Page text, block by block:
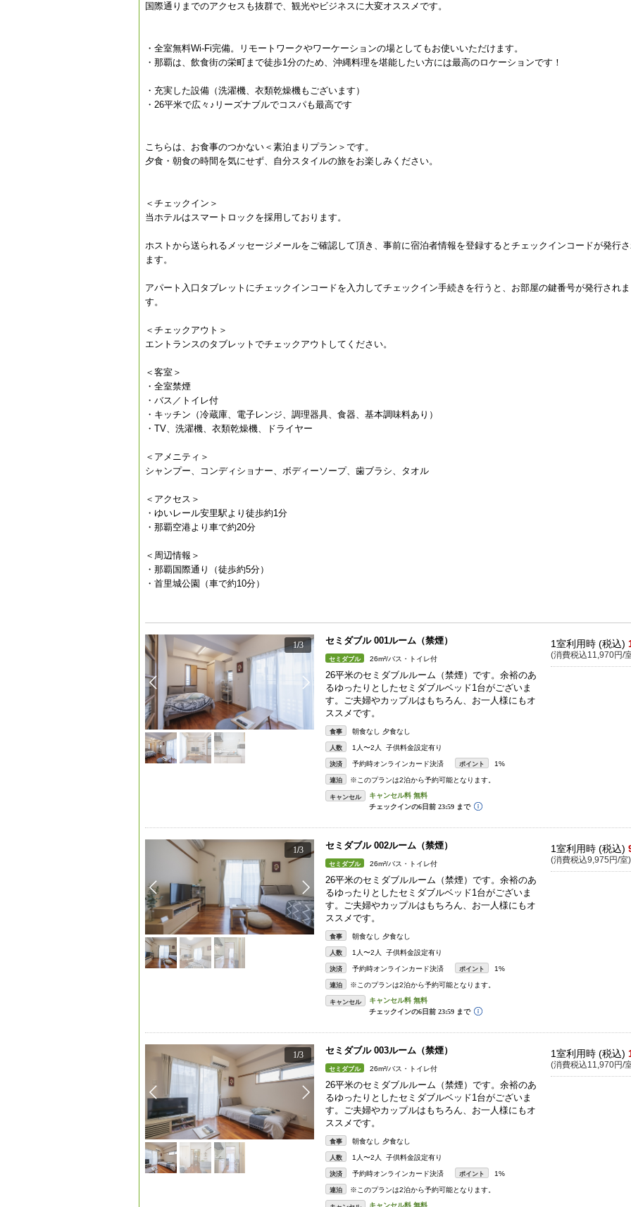
国際通りまでのアクセスも抜群で、観光やビジネスに大変オススメです。
・全室無料Wi-Fi完備。リモートワークやワーケーションの場としてもお使いいただけます。
・那覇は、飲食街の栄町まで徒歩1分のため、沖縄料理を堪能したい方には最高のロケーションです！
・充実した設備（洗濯機、衣類乾燥機もございます）
・26平米で広々♪リーズナブルでコスパも最高です
こちらは、お食事のつかない＜素泊まりプラン＞です。
夕食・朝食の時間を気にせず、自分スタイルの旅をお楽しみください。
＜チェックイン＞
当ホテルはスマートロックを採用しております。
ホストから送られるメッセージメールをご確認して頂き、事前に宿泊者情報を登録するとチェックインコードが発行
ます。
アパート入口タブレットにチェックインコードを入力してチェックイン手続きを行うと、お部屋の鍵番号が発行されま
す。
＜チェックアウト＞
エントランスのタブレットでチェックアウトしてください。
＜客室＞
・全室禁煙
・バス／トイレ付
・キッチン（冷蔵庫、電子レンジ、調理器具、食器、基本調味料あり）
・TV、洗濯機、衣類乾燥機、ドライヤー
＜アメニティ＞
シャンプー、コンディショナー、ボディーソープ、歯ブラシ、タオル
＜アクセス＞
・ゆいレール安里駅より徒歩約1分
・那覇空港より車で約20分
＜周辺情報＞
・那覇国際通り（徒歩約5分）
・首里城公園（車で約10分）
1/3 セミダブル 001ルーム（禁煙）
セミダブル 26m²/バス・トイレ付
26平米のセミダブルルーム（禁煙）です。余裕のあ
るゆったりとしたセミダブルベッド1台がございま
す。ご夫婦やカップルはもちろん、お一人様にもオ
ススメです。
食事 朝食なし 夕食なし
人数 1人〜2人 子供料金設定有り
決済 予約時オンラインカード決済 ポイント 1%
連泊 ※このプランは2泊から予約可能となります。
キャンセル
1室利用時 (税込)
(消費税込11,970円/
1/3 セミダブル 002ルーム（禁煙）
セミダブル 26m²/バス・トイレ付
26平米のセミダブルルーム（禁煙）です。余裕のあ
るゆったりとしたセミダブルベッド1台がございま
す。ご夫婦やカップルはもちろん、お一人様にもオ
ススメです。
食事 朝食なし 夕食なし
人数 1人〜2人 子供料金設定有り
決済 予約時オンラインカード決済 ポイント 1%
連泊 ※このプランは2泊から予約可能となります。
キャンセル
1室利用時 (税込)
(消費税込9,975円/室)
1/3 セミダブル 003ルーム（禁煙）
セミダブル 26m²/バス・トイレ付
26平米のセミダブルルーム（禁煙）です。余裕のあ
るゆったりとしたセミダブルベッド1台がございま
す。ご夫婦やカップルはもちろん、お一人様にもオ
ススメです。
食事 朝食なし 夕食なし
人数 1人〜2人 子供料金設定有り
決済 予約時オンラインカード決済 ポイント 1%
連泊 ※このプランは2泊から予約可能となります。
1室利用時 (税込)
(消費税込11,970円/